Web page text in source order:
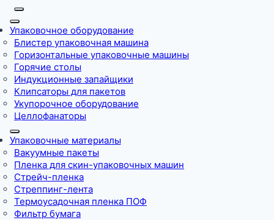
Упаковочное оборудование
Блистер упаковочная машина
Горизонтальные упаковочные машины
Горячие столы
Индукционные запайщики
Клипсаторы для пакетов
Укупорочное оборудование
Целлофанаторы
Упаковочные материалы
Вакуумные пакеты
Пленка для скин-упаковочных машин
Стрейч-пленка
Стреппинг-лента
Термоусадочная пленка ПОФ
Фильтр бумага